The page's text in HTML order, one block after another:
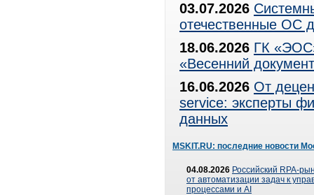
03.07.2026
отечественные ОС
18.06.2026 ГК
«Весенний
16.06.2026 От
service: эксперты
данных
MSKIT.RU: последние новости
04.08.2026 Российский RPA-
от автоматизации задач к
процессами и AI